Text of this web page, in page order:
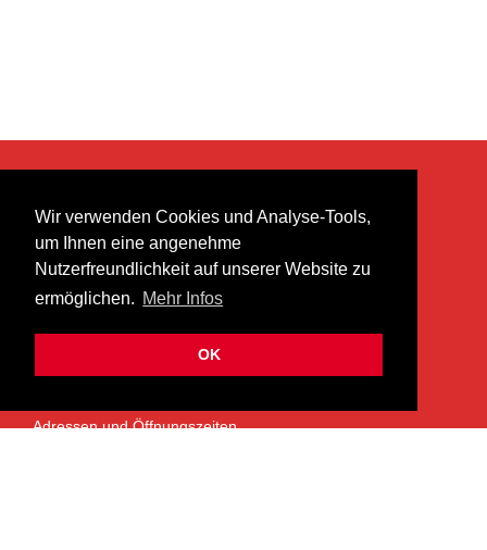
Wir verwenden Cookies und Analyse-Tools,
um Ihnen eine angenehme
Nutzerfreundlichkeit auf unserer Website zu
ermöglichen. Mehr Infos
OK
heer musik ag
Lättenstrasse 35
8952 Schlieren
info@heermusic.com
ÜBER UNS
Adressen und Öffnungszeiten